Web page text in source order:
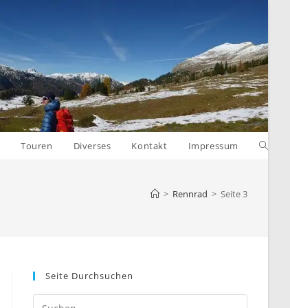
Touren Diverses Kontakt Impressum
> Rennrad > Seite 3
Seite Durchsuchen